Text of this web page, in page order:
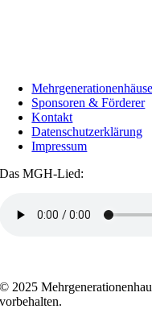
Sponsoren & Förderer
Kontakt
Datenschutzerklärung
Impressum
Das MGH-Lied:
© 2025
vorbehalten.